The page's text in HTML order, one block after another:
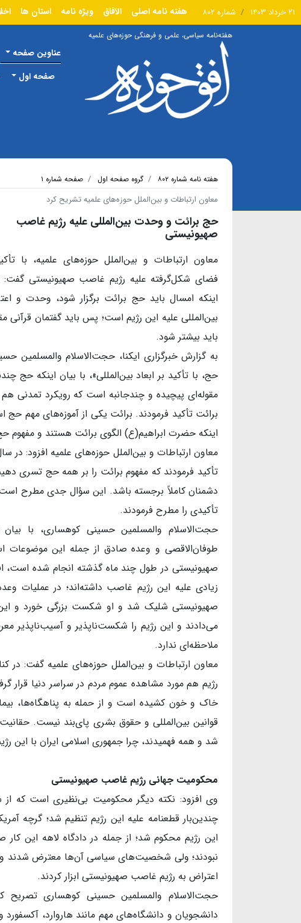
۲۱ خرداد ۱۴۰۳ شماره ۸۰۲ هفته نامه اصلی الآفاق ویژه نامه استان ها
هفته‌نامه سیاسی، علمی و فرهنگی حوزه‌های علمیه
عناوین صفحه
صفحه اول
هفته نامه شماره ۸۰۲ گروه صفحه اول صفحه شماره ۱
معاون ارتباطات و بین‌الملل حوزه‌های علمیه تشریح کرد
حج برائت و وحدت بین‌المللی علیه رژیم غاصب
صهیونیستی
معاون ارتباطات و بین‌الملل حوزه‌های علمیه، با
فضای شکل‌گرفته علیه رژیم غاصب صهیونیستی
اینکه امسال باید حج برائت برگزار شود، وحدت و
بین‌المللی علیه این رژیم است؛ پس باید گفتمان
باید بیشتر شود.
حج، با تأکید بر ابعاد بین‌المللی»، با بیان اینکه
مقوله‌ای پیچیده و چندجانبه است که رویکرد تمدنی
برائت تأکید فرمودند. برائت یکی از آموزه‌های
اینکه حضرت ابراهیم(ع) الگوی برائت هستند و مفهوم
معاون ارتباطات و بین‌الملل حوزه‌های علمیه افزود:
تأکید فرمودند که مفهوم برائت را بر همه حج تسری
دشمنان کاملاً برجسته باشد. این سؤال جدی مطرح
تأکیدی را مطرح فرمودند.
حجت‌الاسلام والمسلمین حسینی کوهساری، با
طوفان‌الاقصی و وعده صادق از جمله این
صهیونیستی در طول چند ماه گذشته انجام شده است،
زیادی علیه این رژیم غاصب داشته‌اند؛ در عملیات
صهیونیستی شلیک شد و او شکست بزرگی خورد و این
می‌دادند و این رژیم را شکست‌ناپذیر و آسیب‌ناپذیر
ملاحظه‌ای ندارد.
معاون ارتباطات و بین‌الملل حوزه‌های علمیه گفت: در
خاک و خون کشیده است و از حمله به پناهگاه‌ها،
قوانین بین‌المللی و حقوق بشری پای‌بند نیست.
شد و همه فهمیدند، چرا جمهوری اسلامی ایران با
محکومیت جهانی رژیم غاصب صهیونیستی
وی افزود: نکته دیگر محکومیت بی‌نظیری است که از
چندین‌بار قطعنامه علیه این رژیم تنظیم شد؛ گرچه
این رژیم محکوم شد؛ از جمله در دادگاه لاهه این
نبودند؛ ولی شخصیت‌های سیاسی آن‌ها معترض شدند و
اعتراض به رژیم غاصب صهیونیستی ابزار کردند.
حجت‌الاسلام والمسلمین حسینی کوهساری
دانشجویان و دانشگاه‌های مهم مانند ‌هاروارد،